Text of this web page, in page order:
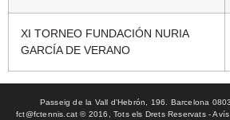
XI TORNEO FUNDACIÓN NURIA
GARCÍA DE VERANO
Passeig de la Vall d'Hebrón, 196. Barcelona
fct@fctennis.cat © 2016, Tots els Drets Reservats -